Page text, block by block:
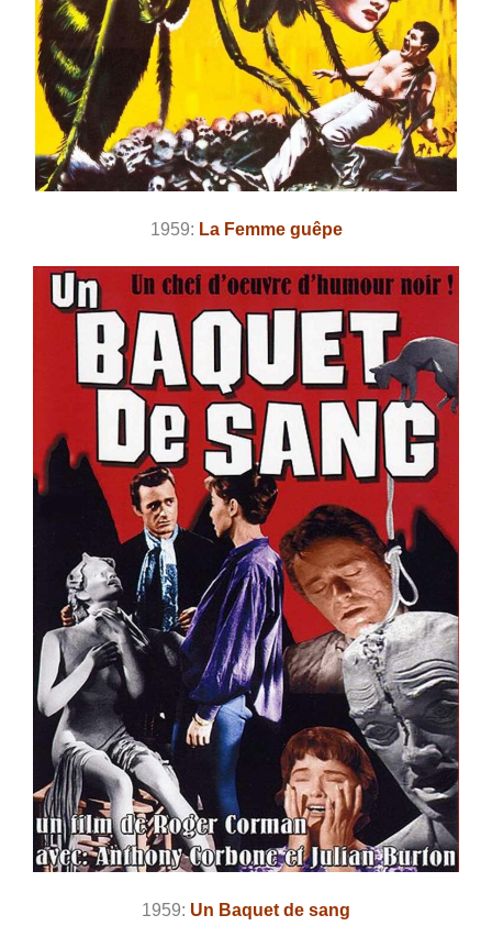
1959: La Femme guêpe
1959: Un Baquet de sang